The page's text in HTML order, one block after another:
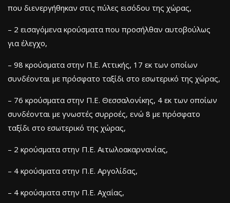
που διενεργήθηκαν στις πύλες εισόδου της χώρας,
– 2 εισαγόμενα κρούσματα που προσήλθαν αυτοβούλως
για έλεγχο,
– 98 κρούσματα στην Π.Ε. Αττικής, 17 εκ των οποίων
συνδέονται με πρόσφατο ταξίδι στο εσωτερικό της χώρας,
– 76 κρούσματα στην Π.Ε. Θεσσαλονίκης, 4 εκ των οποίων
συνδέονται με γνωστές συρροές, ενώ 8 με πρόσφατο
ταξίδι στο εσωτερικό της χώρας,
– 2 κρούσματα στην Π.Ε. Αιτωλοακαρνανίας,
– 4 κρούσματα στην Π.Ε. Αργολίδας,
– 4 κρούσματα στην Π.Ε. Αχαΐας,